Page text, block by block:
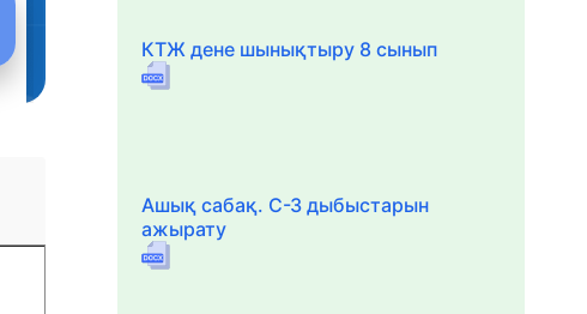
КТЖ дене шынықтыру 8 сынып
Ашық сабақ. С-З дыбыстарын
ажырату